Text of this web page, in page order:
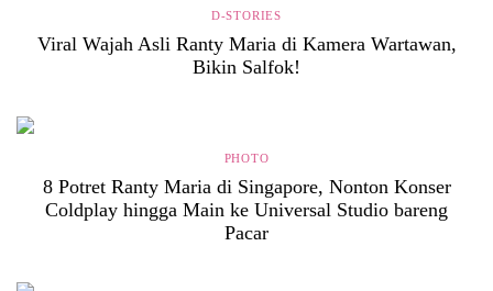
D-STORIES
Viral Wajah Asli Ranty Maria di Kamera Wartawan,
Bikin Salfok!
PHOTO
8 Potret Ranty Maria di Singapore, Nonton Konser
Coldplay hingga Main ke Universal Studio bareng
Pacar